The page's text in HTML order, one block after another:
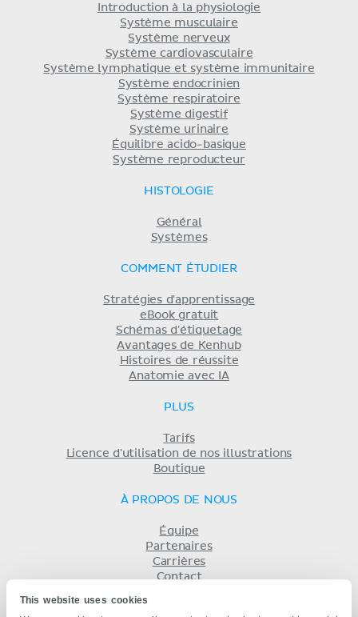
This website uses cookies
Introduction à la physiologie
Système musculaire
Système nerveux
Système cardiovasculaire
Système lymphatique et système immunitaire
Système endocrinien
Système respiratoire
Système digestif
Système urinaire
Équilibre acido-basique
Système reproducteur
HISTOLOGIE
Général
Systèmes
COMMENT ÉTUDIER
Stratégies d'apprentissage
eBook gratuit
Schémas d'étiquetage
Avantages de Kenhub
Histoires de réussite
Anatomie avec IA
PLUS
Tarifs
Licence d'utilisation de nos illustrations
Boutique
À PROPOS DE NOUS
Équipe
Partenaires
Carrières
Contact